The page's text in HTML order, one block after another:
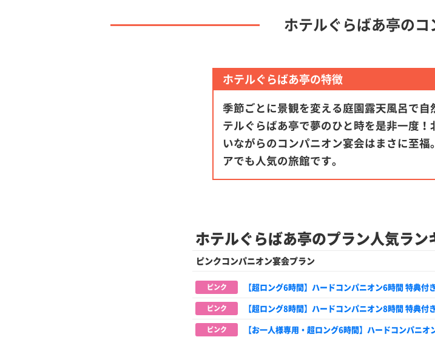
ホテルぐらばあ亭の
ホテルぐらばあ亭の特徴
季節ごとに景観を変える庭園露天風呂で
テルぐらばあ亭で夢のひと時を是非一度
いながらのコンパニオン宴会はまさに至
アでも人気の旅館です。
ホテルぐらばあ亭のプラン人気ラン
ピンクコンパニオン宴会プラン
ピンク 【超ロング6時間】ハードコンパニオン6時間 特典付
ピンク 【超ロング8時間】ハードコンパニオン8時間 特典付
ピンク 【お一人様専用・超ロング6時間】ハードコンパニオ